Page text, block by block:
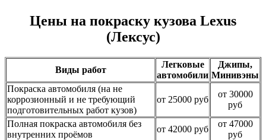
Цены на покраску кузова Lexus
(Лексус)
Виды работ
Легковые
автомобили
Джипы,
Минивэны
Покраска автомобиля (на не
коррозионный и не требующий
подготовительных работ кузов)
от 25000 руб
от 30000
руб
Полная покраска автомобиля без
внутренних проёмов
от 42000 руб
от 47000
руб